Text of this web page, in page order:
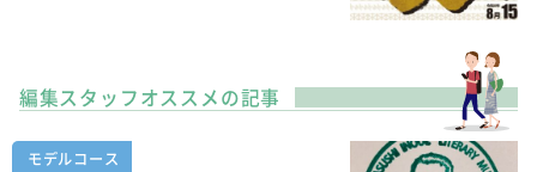
編集スタッフオススメの記事
モデルコース